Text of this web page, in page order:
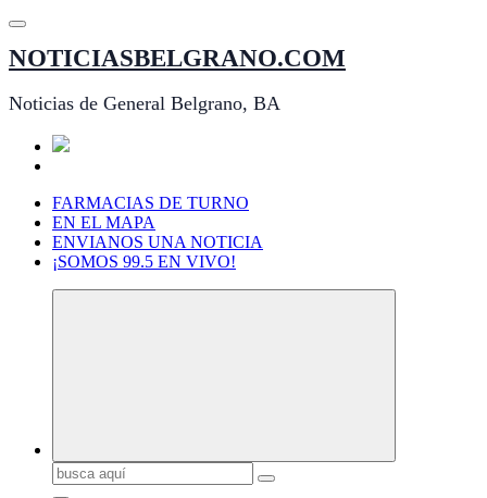
Saltar
contenido
NOTICIASBELGRANO.COM
Noticias de General Belgrano, BA
FARMACIAS DE TURNO
EN EL MAPA
ENVIANOS UNA NOTICIA
¡SOMOS 99.5 EN VIVO!
Buscar: